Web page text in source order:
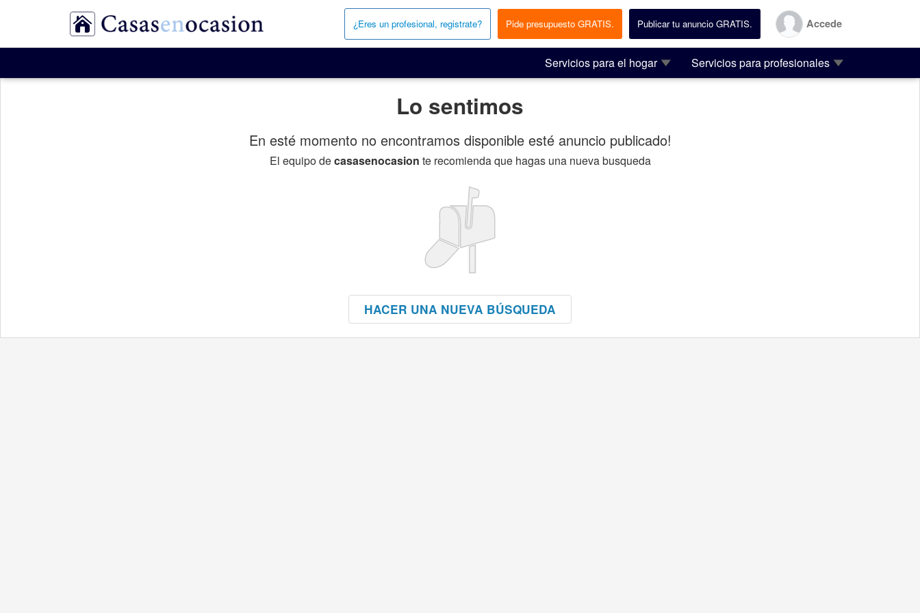
¿Eres un profesional, registrate? Pide presupuesto GRATIS. Publicar tu anuncio GRATIS. Accede
Servicios para el hogar Servicios para profesionales
Lo sentimos
En esté momento no encontramos disponible esté anuncio publicado!
El equipo decasasenocasion te recomienda que hagas una nueva busqueda
HACER UNA NUEVA BÚSQUEDA